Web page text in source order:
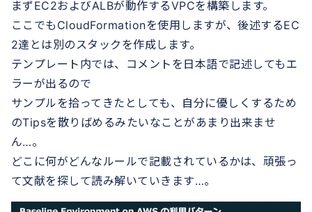
まずEC2およびALBが動作するVPCを構築します。
ここでもCloudFormationを使用しますが、後述するEC
2達とは別のスタックを作成します。
テンプレート内では、コメントを日本語で記述してもエ
ラーが出るので
サンプルを拾ってきたとしても、自分に優しくするため
のTipsを散りばめるみたいなことがあまり出来ませ
ん…。
どこに何がどんなルールで記載されているかは、頑張っ
て文献を探して読み解いていきます…。